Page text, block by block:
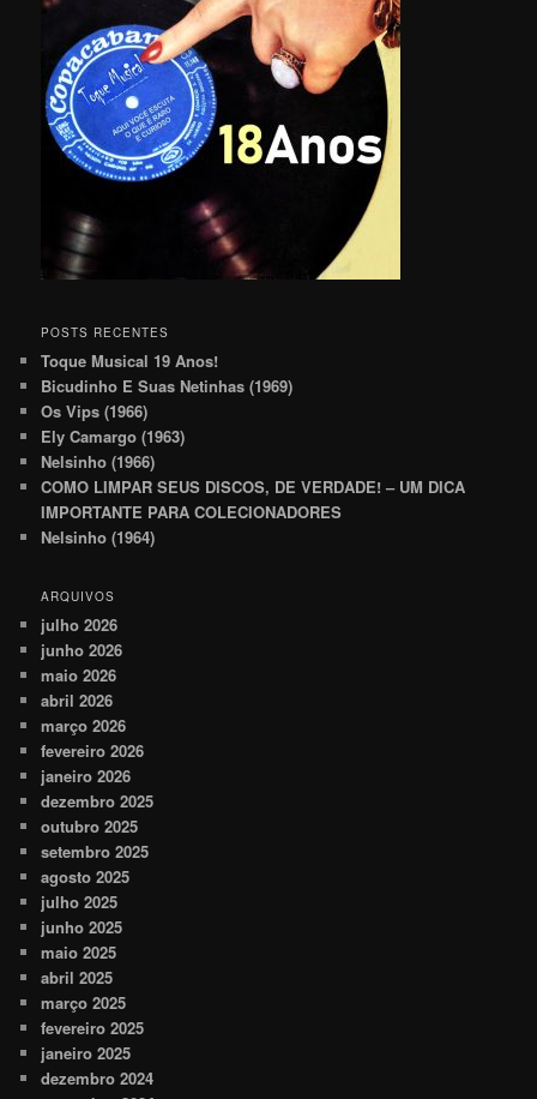
POSTS RECENTES
Toque Musical 19 Anos!
Bicudinho E Suas Netinhas (1969)
Os Vips (1966)
Ely Camargo (1963)
Nelsinho (1966)
COMO LIMPAR SEUS DISCOS, DE VERDADE! – UM DICA
IMPORTANTE PARA COLECIONADORES
Nelsinho (1964)
ARQUIVOS
julho 2026
junho 2026
maio 2026
abril 2026
março 2026
fevereiro 2026
janeiro 2026
dezembro 2025
outubro 2025
setembro 2025
agosto 2025
julho 2025
junho 2025
maio 2025
abril 2025
março 2025
fevereiro 2025
janeiro 2025
dezembro 2024